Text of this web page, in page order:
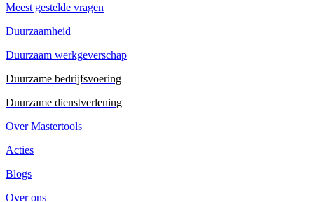
Meest gestelde vragen
Duurzaamheid
Duurzaam werkgeverschap
Duurzame bedrijfsvoering
Duurzame dienstverlening
Over Mastertools
Acties
Blogs
Over ons